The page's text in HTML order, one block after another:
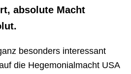
absolute Macht
besonders interessant
die Hegemonialmacht USA